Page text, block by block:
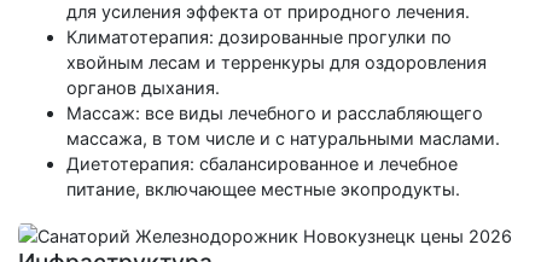
для усиления эффекта от природного лечения.
Климатотерапия: дозированные прогулки по
хвойным лесам и терренкуры для оздоровления
органов дыхания.
Массаж: все виды лечебного и расслабляющего
массажа, в том числе и с натуральными маслами.
Диетотерапия: сбалансированное и лечебное
питание, включающее местные экопродукты.